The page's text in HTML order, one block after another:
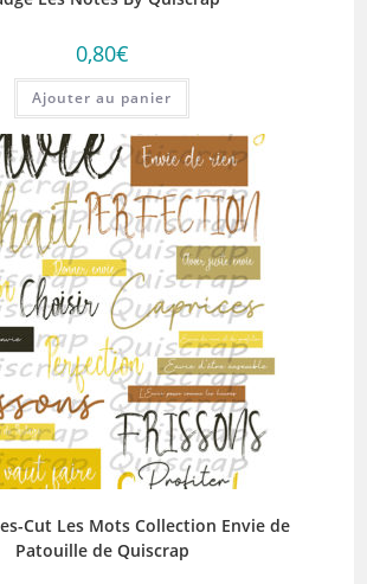
0,80€
Ajouter au panier
Cut Les Mots Collection Envie de
Patouille de Quiscrap